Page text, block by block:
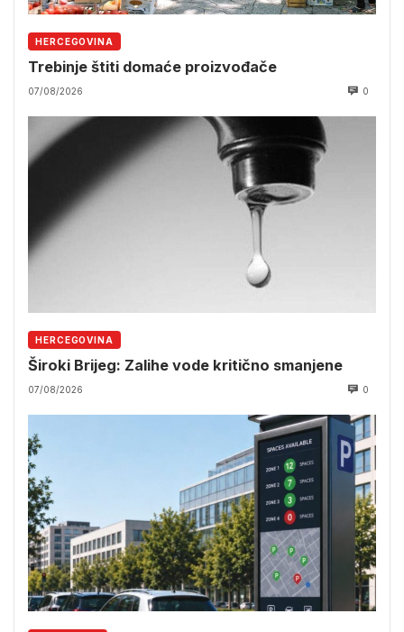
HERCEGOVINA
Trebinje štiti domaće proizvođače
07/08/2026 0
HERCEGOVINA
Široki Brijeg: Zalihe vode kritično smanjene
07/08/2026 0